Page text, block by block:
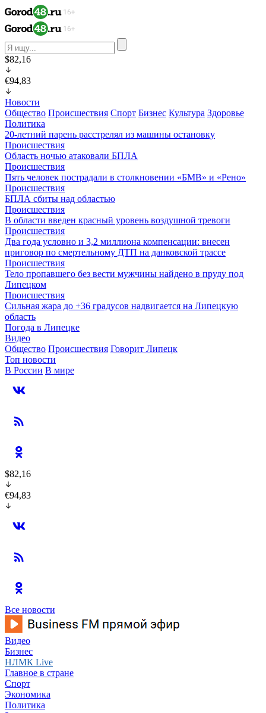
$82,16
€94,83
Новости
Общество Происшествия Спорт Бизнес Культура Здоровье
Политика
20-летний парень расстрелял из машины остановку
Происшествия
Область ночью атаковали БПЛА
Происшествия
Пять человек пострадали в столкновении «БМВ» и «Рено»
Происшествия
БПЛА сбиты над областью
Происшествия
В области введен красный уровень воздушной тревоги
Происшествия
Два года условно и 3,2 миллиона компенсации: внесен
приговор по смертельному ДТП на данковской трассе
Происшествия
Тело пропавшего без вести мужчины найдено в пруду под
Липецком
Происшествия
Сильная жара до +36 градусов надвигается на Липецкую
область
Погода в Липецке
Видео
Общество Происшествия Говорит Липецк
Топ новости
В России В мире
$82,16
€94,83
Все новости
Видео
Бизнес
НЛМК Live
Главное в стране
Спорт
Экономика
Политика